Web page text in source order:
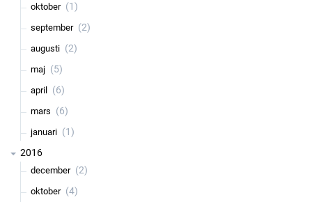
oktober (1)
september (2)
augusti (2)
maj (5)
april (6)
mars (6)
januari (1)
2016
december (2)
oktober (4)